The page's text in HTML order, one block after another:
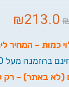
₪213.0
כמות – המחיר
בהזמנה מעל 700 ש”ח
(לא באתר) – רק